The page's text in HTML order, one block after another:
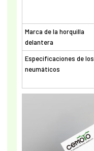
Marca de la horquilla
delantera
Especificaciones de los
neumáticos